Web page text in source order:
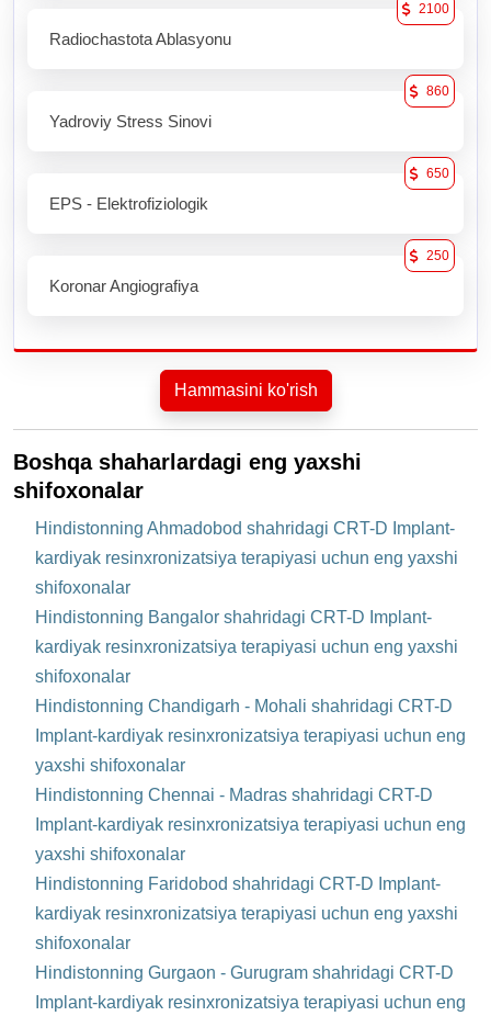
Radiochastota Ablasyonu
2100
Yadroviy Stress Sinovi
860
EPS - Elektrofiziologik
650
Koronar Angiografiya
250
Hammasini ko'rish
Boshqa shaharlardagi eng yaxshi
shifoxonalar
Hindistonning Ahmadobod shahridagi CRT-D Implant-
kardiyak resinxronizatsiya terapiyasi uchun eng yaxshi
shifoxonalar
Hindistonning Bangalor shahridagi CRT-D Implant-
kardiyak resinxronizatsiya terapiyasi uchun eng yaxshi
shifoxonalar
Hindistonning Chandigarh - Mohali shahridagi CRT-D
Implant-kardiyak resinxronizatsiya terapiyasi uchun eng
yaxshi shifoxonalar
Hindistonning Chennai - Madras shahridagi CRT-D
Implant-kardiyak resinxronizatsiya terapiyasi uchun eng
yaxshi shifoxonalar
Hindistonning Faridobod shahridagi CRT-D Implant-
kardiyak resinxronizatsiya terapiyasi uchun eng yaxshi
shifoxonalar
Hindistonning Gurgaon - Gurugram shahridagi CRT-D
Implant-kardiyak resinxronizatsiya terapiyasi uchun eng